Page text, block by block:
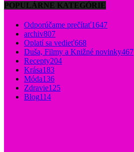
POPULÁRNE KATEGÓRIE
Odporúčame prečítať1647
archiv807
Oplatí sa vedieť668
Duša, Filmy a Knižné novinky467
Recepty204
Krása183
Móda136
Zdravie125
Blog114